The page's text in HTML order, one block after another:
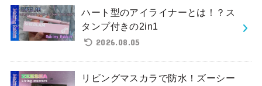
ハート型のアイライナーとは！？ス
タンプ付きの2in1
2026.08.05
リビングマスカラで防水！ズーシー